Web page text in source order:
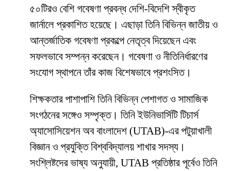
৫০টিরও বেশি গবেষণা প্রবন্ধ দেশি-বিদেশি স্বীকৃত
জার্নালে প্রকাশিত হয়েছে। এছাড়া তিনি বিভিন্ন জাতীয় ও
আন্তর্জাতিক গবেষণা প্রকল্পে নেতৃত্ব দিয়েছেন এবং
সফলভাবে সম্পন্ন করেছেন। গবেষণা ও নীতিনির্ধারণের
সংযোগ স্থাপনে তাঁর কাজ বিশেষভাবে প্রশংসিত।
শিক্ষকতার পাশাপাশি তিনি বিভিন্ন পেশাগত ও সামাজিক
সংগঠনের সঙ্গেও সম্পৃক্ত। তিনি ইউনিভার্সিটি টিচার্স
অ্যাসোসিয়েশন অব বাংলাদেশ (UTAB)-এর পটুয়াখালী
বিজ্ঞান ও প্রযুক্তি বিশ্ববিদ্যালয় শাখার সদস্য।
সংশ্লিষ্টদের ভাষ্য অনুযায়ী, UTAB প্রতিষ্ঠার পূর্বেও তিনি